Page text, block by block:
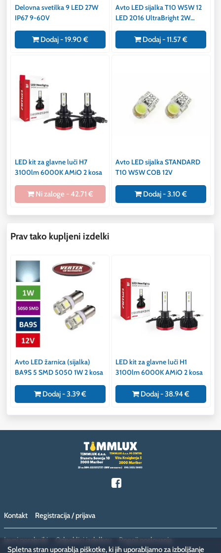
Delovna svetilka 9 LED 27W
IP67 9-60V
Dodaj - 19.90 €
Avto LED sijalka T10 W5W 12
LED 2016 UltraBright 2W
Dodaj - 11.57 €
LED kit za glavne luči H7
3100lm 6000K AMiO 2 kosa
Ni zaloge - 42.71 €
Avto LED sijalka STANDARD
T10 W5W COB 12V
Dodaj - 3.10 €
Prav tako kupljeni izdelki
Avto LED žarnica (sijalka)
BA9S 5 SMD 5050 1W 2 kosa
Dodaj - 3.39 €
LED kit za glavne luči H1
3100lm 6000K AMiO 2 kosa
Dodaj - 38.94 €
Spletna stran uporablja piškotke, ki jih uporabljamo za izboljšanje
Kontakt Registracija / prijava
Javni porabniki Odpoklici izdelkov
Pogoji poslovanja